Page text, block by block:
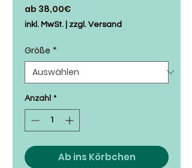
ab 38,00€Sale-
Preis
inkl. MwSt. zzgl. Versand
Größe *
Anzahl *
Ab ins Körbchen